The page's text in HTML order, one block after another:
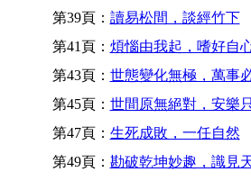
第39頁： 讀易松間，談經竹下
第41頁： 煩惱由我起，嗜好自
第43頁： 世態變化無極，萬事
第45頁： 世間原無絕對，安樂
第47頁： 生死成敗，一任自然
第49頁： 勘破乾坤妙趣，識見